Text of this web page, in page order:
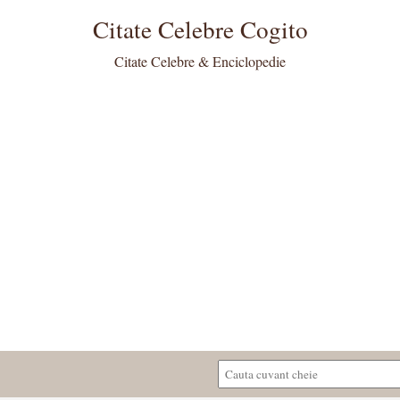
Citate Celebre Cogito
Citate Celebre & Enciclopedie